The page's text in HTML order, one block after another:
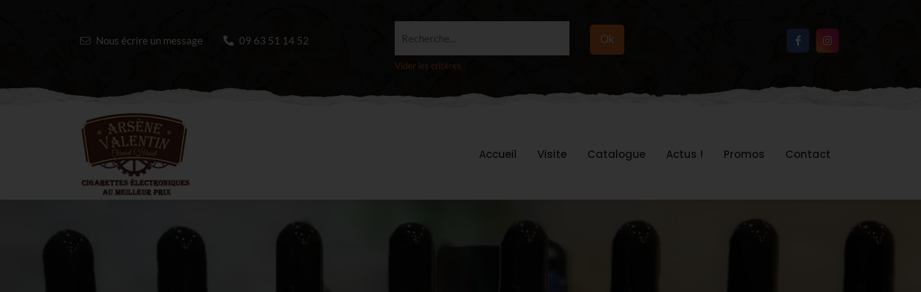
Nous écrire un message 09 63 51 14 52 Recherche... Ok
Vider les critères
Accueil Visite Catalogue Actus ! Promos Contact